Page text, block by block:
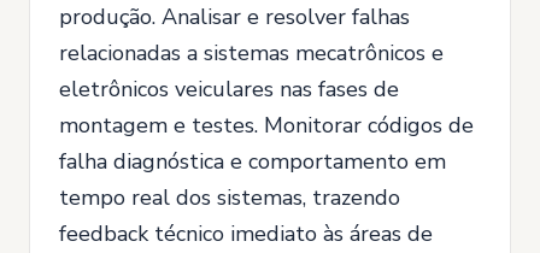
produção. Analisar e resolver falhas
relacionadas a sistemas mecatrônicos e
eletrônicos veiculares nas fases de
montagem e testes. Monitorar códigos de
falha diagnóstica e comportamento em
tempo real dos sistemas, trazendo
feedback técnico imediato às áreas de